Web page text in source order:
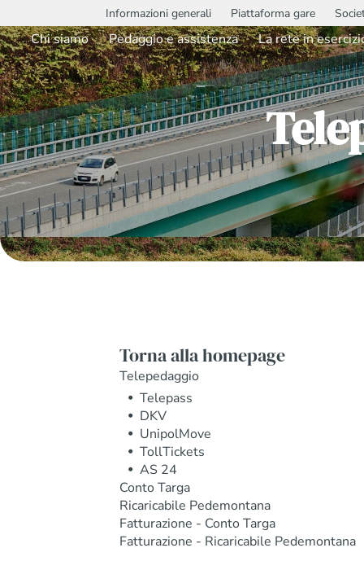
Informazioni generali Piattaforma gare
Chi siamo Pedaggio e assistenza La rete in
Torna alla homepage
Telepedaggio
Telepass
DKV
UnipolMove
TollTickets
AS 24
Conto Targa
Ricaricabile Pedemontana
Fatturazione - Conto Targa
Fatturazione - Ricaricabile Pedemontana